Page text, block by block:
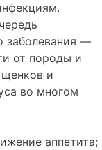
заболевания —
от породы и
щенков и
во многом
аппетита;